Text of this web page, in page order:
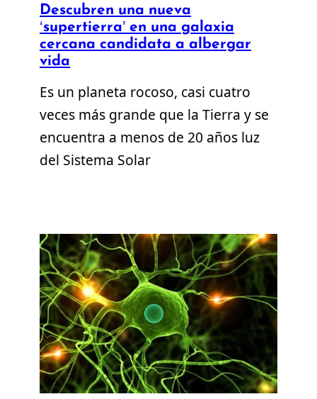
Descubren una nueva
‘supertierra’ en una galaxia
cercana candidata a albergar
vida
Es un planeta rocoso, casi cuatro
veces más grande que la Tierra y se
encuentra a menos de 20 años luz
del Sistema Solar